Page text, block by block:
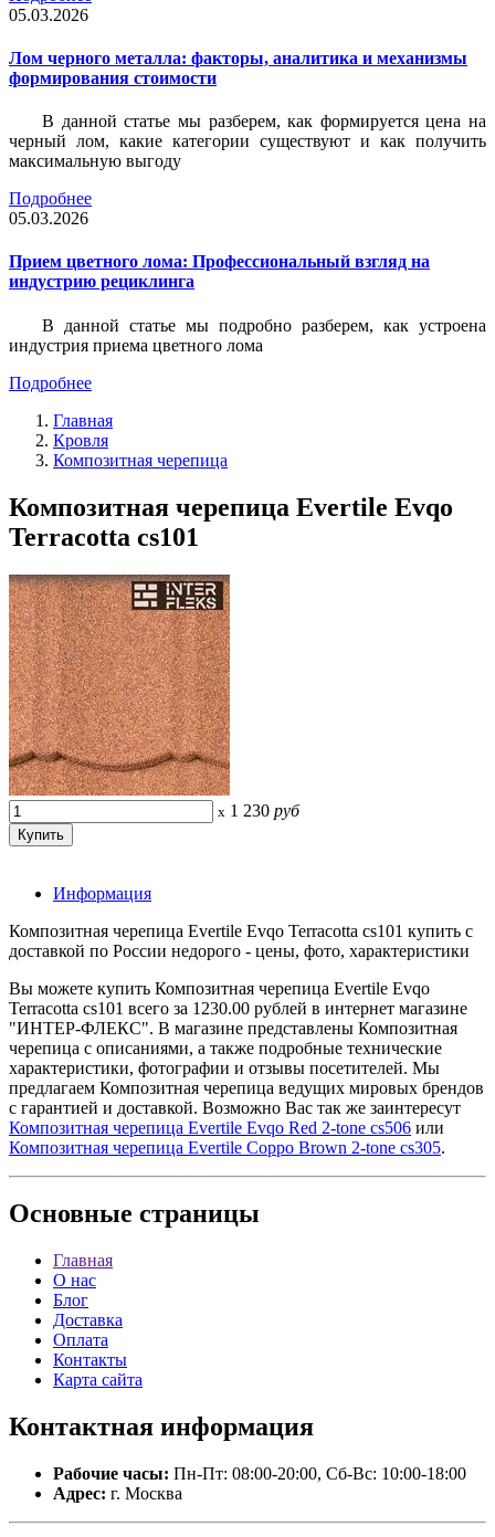
05.03.2026
Лом черного металла: факторы, аналитика и механизмы
формирования стоимости
В данной статье мы разберем, как формируется цена на
черный лом, какие категории существуют и как получить
максимальную выгоду
Подробнее
05.03.2026
Прием цветного лома: Профессиональный взгляд на
индустрию рециклинга
В данной статье мы подробно разберем, как устроена
индустрия приема цветного лома
Подробнее
Главная
Кровля
Композитная черепица
Композитная черепица Evertile Evqo
Terracotta cs101
x 1 230 руб
Информация
Композитная черепица Evertile Evqo Terracotta cs101 купить с
доставкой по России недорого - цены, фото, характеристики
Вы можете купить Композитная черепица Evertile Evqo
Terracotta cs101 всего за 1230.00 рублей в интернет магазине
"ИНТЕР-ФЛЕКС". В магазине представлены Композитная
черепица с описаниями, а также подробные технические
характеристики, фотографии и отзывы посетителей. Мы
предлагаем Композитная черепица ведущих мировых брендов
с гарантией и доставкой. Возможно Вас так же заинтересут
Композитная черепица Evertile Evqo Red 2-tone cs506 или
Композитная черепица Evertile Coppo Brown 2-tone cs305.
Основные страницы
Главная
О нас
Блог
Доставка
Оплата
Контакты
Карта сайта
Контактная информация
Рабочие часы: Пн-Пт: 08:00-20:00, Сб-Вс: 10:00-18:00
Адрес: г. Москва